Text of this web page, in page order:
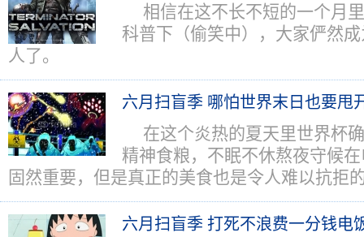
相信在这不长不短的一个月
科普下（偷笑中），大家俨然
人了。
六月扫盲季 哪怕世界末日也要甩
在这个炎热的夏天里世界杯
精神食粮，不眠不休熬夜守候
固然重要，但是真正的美食也是令人难以抗拒
六月扫盲季 打死不浪费一分钱电